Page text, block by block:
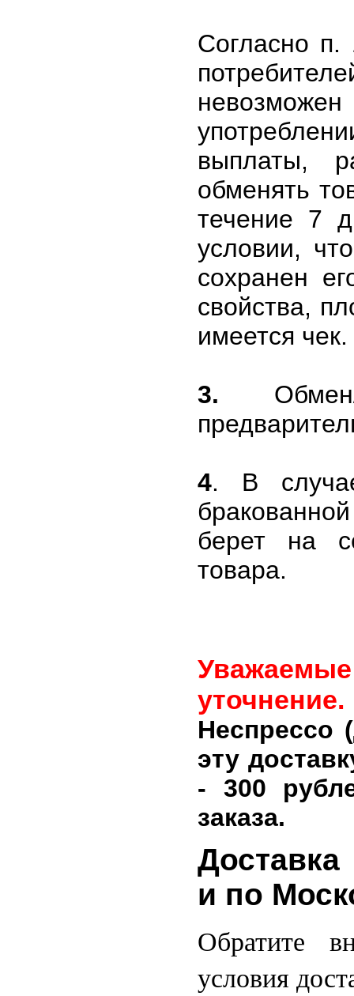
Согласно
выплаты,
обменять
течение 7
условии,
сохранен
свойства,
имеется чек.
3. Обмен/
4. В
берет на
уточнение.
Неспрессо
эту
- 300
заказа.
и по
Обратите
условия